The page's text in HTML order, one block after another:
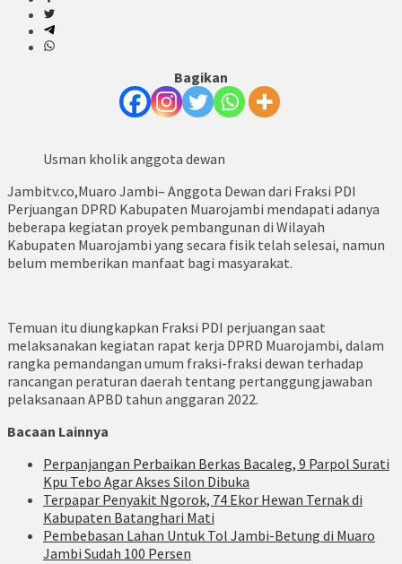
Bagikan
Usman kholik anggota dewan
Jambitv.co,Muaro Jambi– Anggota Dewan dari Fraksi PDI
Perjuangan DPRD Kabupaten Muarojambi mendapati adanya
beberapa kegiatan proyek pembangunan di Wilayah
Kabupaten Muarojambi yang secara fisik telah selesai, namun
belum memberikan manfaat bagi masyarakat.
Temuan itu diungkapkan Fraksi PDI perjuangan saat
melaksanakan kegiatan rapat kerja DPRD Muarojambi, dalam
rangka pemandangan umum fraksi-fraksi dewan terhadap
rancangan peraturan daerah tentang pertanggungjawaban
pelaksanaan APBD tahun anggaran 2022.
Bacaan Lainnya
Perpanjangan Perbaikan Berkas Bacaleg, 9 Parpol Surati
Kpu Tebo Agar Akses Silon Dibuka
Terpapar Penyakit Ngorok, 74 Ekor Hewan Ternak di
Kabupaten Batanghari Mati
Pembebasan Lahan Untuk Tol Jambi-Betung di Muaro
Jambi Sudah 100 Persen